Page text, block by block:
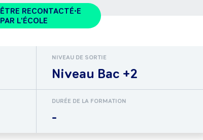
ÊTRE RECONTACTÉ•E
PAR L'ÉCOLE
NIVEAU DE SORTIE
Niveau Bac +2
DURÉE DE LA FORMATION
-